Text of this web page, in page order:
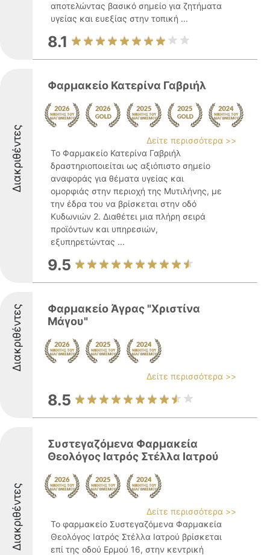
αποτελώντας βασικό σημείο για ζητήματα
υγείας και ευεξίας στην τοπική ...
8.1
Διακριθέντες
Φαρμακείο Κατερίνα Γαβριήλ
Δείτε περισσότερα >>
Το Φαρμακείο Κατερίνα Γαβριήλ
δραστηριοποιείται ως αξιόπιστο σημείο
αναφοράς για θέματα υγείας και
ομορφιάς στην περιοχή της Μυτιλήνης, με
την έδρα του να βρίσκεται στην οδό
Κυδωνιών 2. Διαθέτει μια πλήρη σειρά
προϊόντων και υπηρεσιών,
εξυπηρετώντας ...
9.5
Διακριθέντες
Φαρμακείο Άγρας "Χριστίνα
Μάγου"
Δείτε περισσότερα >>
8.5
Διακριθέντες
Συστεγαζόμενα Φαρμακεία
Θεολόγος Ιατρός Στέλλα Ιατρού
Δείτε περισσότερα >>
Το φαρμακείο Συστεγαζόμενα Φαρμακεία
Θεολόγος Ιατρός Στέλλα Ιατρού βρίσκεται
επί της οδού Ερμού 16, στην κεντρική